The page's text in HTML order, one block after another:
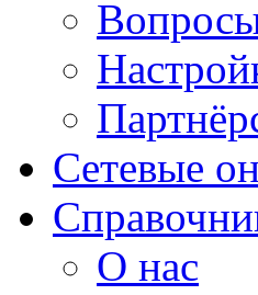
Сетевые
О нас